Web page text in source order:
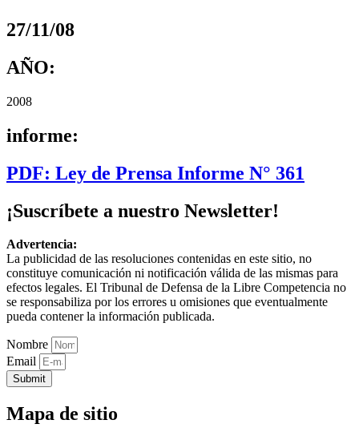
27/11/08
AÑO:
2008
informe:
PDF: Ley de Prensa Informe N° 361
¡Suscríbete a nuestro Newsletter!
Advertencia:
La publicidad de las resoluciones contenidas en este sitio, no
constituye comunicación ni notificación válida de las mismas para
efectos legales. El Tribunal de Defensa de la Libre Competencia no
se responsabiliza por los errores u omisiones que eventualmente
pueda contener la información publicada.
Nombre
Email
Submit
Mapa de sitio